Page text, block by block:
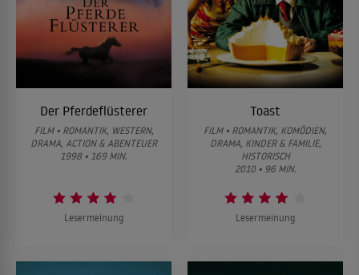
Der Pferdeflüsterer
FILM • ROMANTIK, WESTERN,
DRAMA, ACTION & ABENTEUER
1998 • 169 MIN.
Lesermeinung
Toast
FILM • ROMANTIK, KOMÖDIEN,
DRAMA, KINDER & FAMILIE,
HISTORISCH
2010 • 96 MIN.
Lesermeinung